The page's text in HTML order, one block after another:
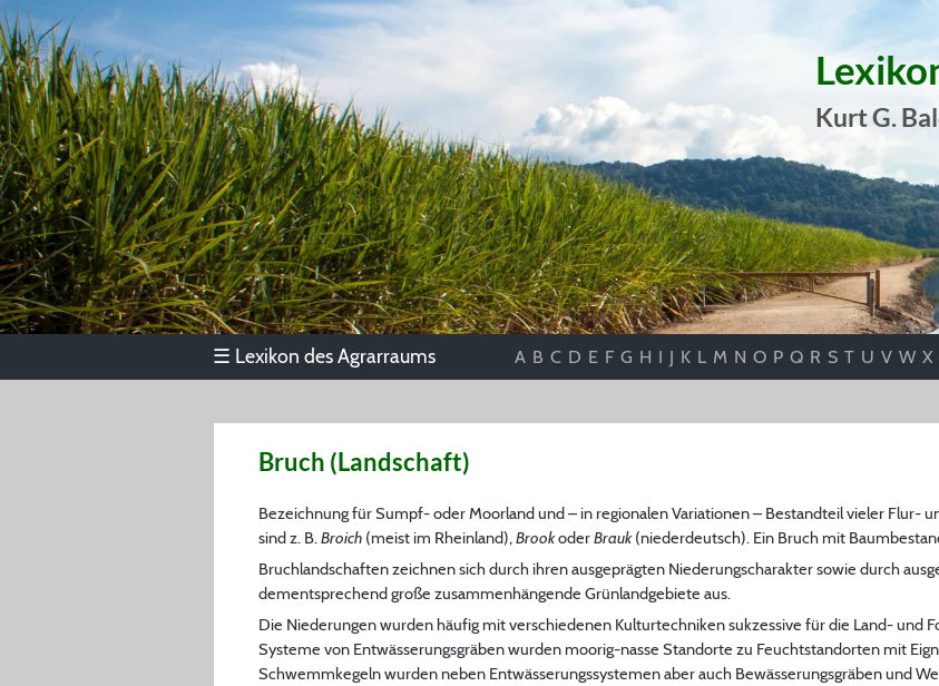
Kurt G.
☰ Lexikon des Agrarraums A B C D E F G H I J K L M N O P Q R S T U V W X
Bruch (Landschaft)
Bezeichnung für Sumpf- oder Moorland und – in regionalen Variationen – Bestandteil vieler Flur-
sind z. B. Broich (meist im Rheinland), BrookoderBrauk(niederdeutsch). Ein Bruch mit
Bruchlandschaften zeichnen sich durch ihren ausgeprägten Niederungscharakter sowie durch
dementsprechend große zusammenhängende Grünlandgebiete aus.
Die Niederungen wurden häufig mit verschiedenen Kulturtechniken sukzessive für die Land- und
Systeme von Entwässerungsgräben wurden moorig-nasse Standorte zu Feuchtstandorten mit
Schwemmkegeln wurden neben Entwässerungssystemen aber auch Bewässerungsgräben und